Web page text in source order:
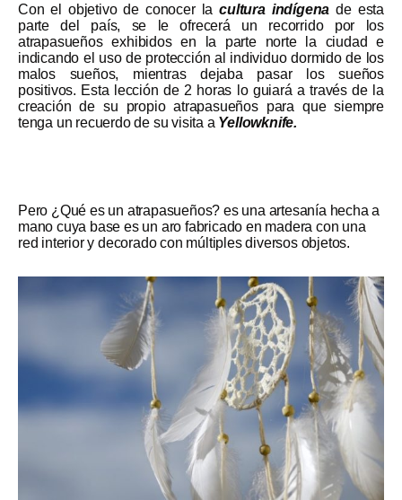
Con el objetivo de conocer lacultura indígena de esta
parte del país, se le ofrecerá un recorrido por los
atrapasueños exhibidos en la parte norte la ciudad e
indicando el uso de protección al individuo dormido de los
malos sueños, mientras dejaba pasar los sueños
positivos. Esta lección de 2 horas lo guiará a través de la
creación de su propio atrapasueños para que siempre
tenga un recuerdo de su visita a Yellowknife.
Pero ¿Qué es un atrapasueños? es una artesanía hecha a
mano cuya base es un aro fabricado en madera con una
red interior y decorado con múltiples diversos objetos.